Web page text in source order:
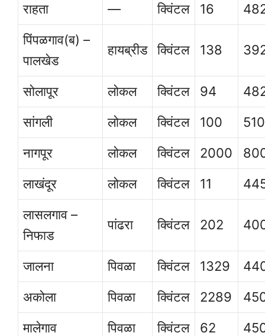
राहता
— क्विंटल 16
पिंपळगाव(ब) –
पालखेड
हायब्रीड क्विंटल 138
सोलापूर लोकल क्विंटल 94
सांगली
लोकल क्विंटल 100
नागपूर
लोकल क्विंटल 2000
लाखंदूर
लोकल क्विंटल 11
लासलगाव –
निफाड
पांढरा क्विंटल 202
जालना पिवळा क्विंटल 1329
अकोला
पिवळा क्विंटल 2289
मालेगाव
पिवळा क्विंटल 62